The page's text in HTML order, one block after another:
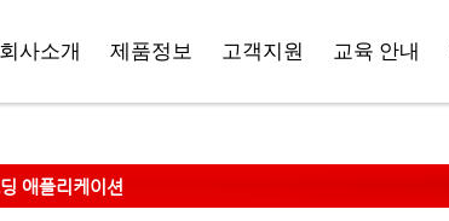
회사소개 제품정보 고객지원 교육 안내
애플리케이션